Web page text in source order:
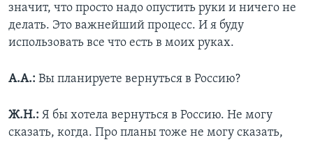
значит, что просто надо опустить руки и ничего не
делать. Это важнейший процесс. И я буду
использовать все что есть в моих руках.
А.А.: Вы планируете вернуться в Россию?
Ж.Н.: Я бы хотела вернуться в Россию. Не могу
сказать, когда. Про планы тоже не могу сказать,